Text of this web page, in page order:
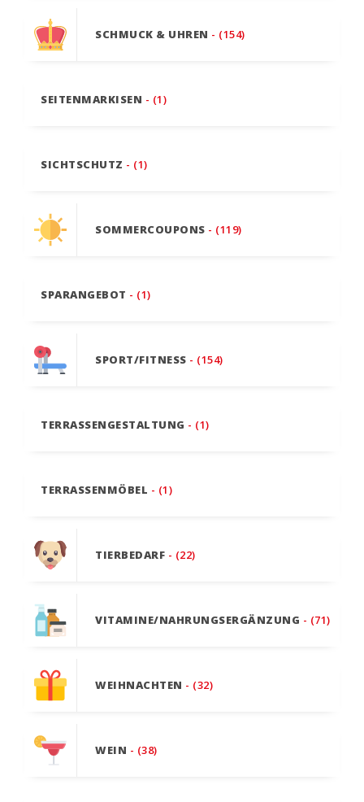
SCHMUCK & UHREN - (154)
SEITENMARKISEN - (1)
SICHTSCHUTZ - (1)
SOMMERCOUPONS - (119)
SPARANGEBOT - (1)
SPORT/FITNESS - (154)
TERRASSENGESTALTUNG - (1)
TERRASSENMÖBEL - (1)
TIERBEDARF - (22)
VITAMINE/NAHRUNGSERGÄNZUNG - (71)
WEIHNACHTEN - (32)
WEIN - (38)